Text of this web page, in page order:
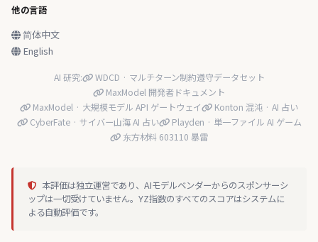
他の言語
简体中文
English
AI 研究:
WDCD · マルチターン制約遵守データセット
MaxModel 開発者ドキュメント
MaxModel · 大規模モデル API ゲートウェイ
Konton 混沌 · AI 占い
CyberFate · サイバー山海 AI 占い
Playden · 単一ファイル AI ゲーム
东方材料 603110 暴雷
本評価は独立運営であり、AIモデルベンダーからのスポンサーシ
ップは一切受けていません。YZ指数のすべてのスコアはシステムに
よる自動評価です。